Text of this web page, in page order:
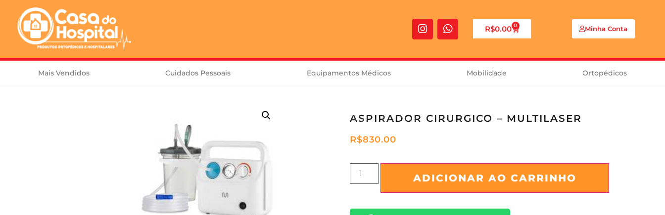
R$0.00 0 Minha Conta
Mais Vendidos Cuidados Pessoais Equipamentos Médicos Mobilidade Ortopédicos
ASPIRADOR CIRURGICO – MULTILASER
R$830.00
ADICIONAR AO CARRINHO